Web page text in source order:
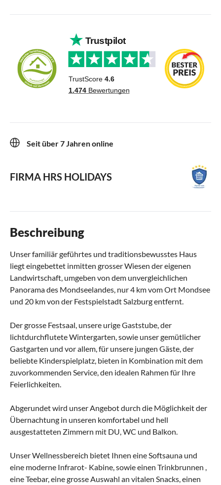
Seit über 7 Jahren online
FIRMA HRS HOLIDAYS
Beschreibung
Unser familiär geführtes und traditionsbewusstes Haus
liegt eingebettet inmitten grosser Wiesen der eigenen
Landwirtschaft, umgeben von dem unvergleichlichen
Panorama des Mondseelandes, nur 4 km vom Ort Mondsee
und 20 km von der Festspielstadt Salzburg entfernt.
Der grosse Festsaal, unsere urige Gaststube, der
lichtdurchflutete Wintergarten, sowie unser gemütlicher
Gastgarten und vor allem, für unsere jungen Gäste, der
beliebte Kinderspielplatz, bieten in Kombination mit dem
zuvorkommenden Service, den idealen Rahmen für Ihre
Feierlichkeiten.
Abgerundet wird unser Angebot durch die Möglichkeit der
Übernachtung in unseren komfortabel und hell
ausgestatteten Zimmern mit DU, WC und Balkon.
Unser Wellnessbereich bietet Ihnen eine Softsauna und
eine moderne Infrarot- Kabine, sowie einen Trinkbrunnen ,
eine Teebar, eine grosse Auswahl an vitalen Snacks, einen